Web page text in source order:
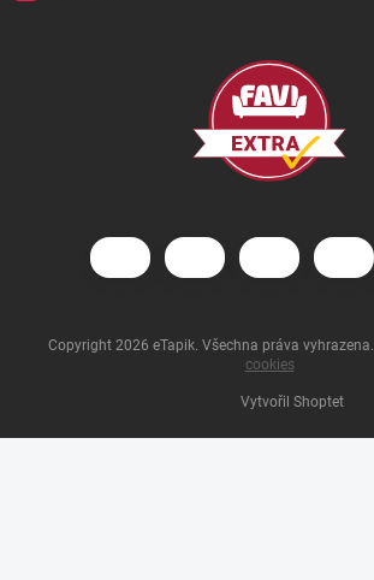
Vytvořil Shoptet
Copyright 2026 eTapik. Všechna práva vyhrazena.
cookies